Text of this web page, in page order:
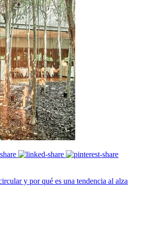
y por qué es una tendencia al alza